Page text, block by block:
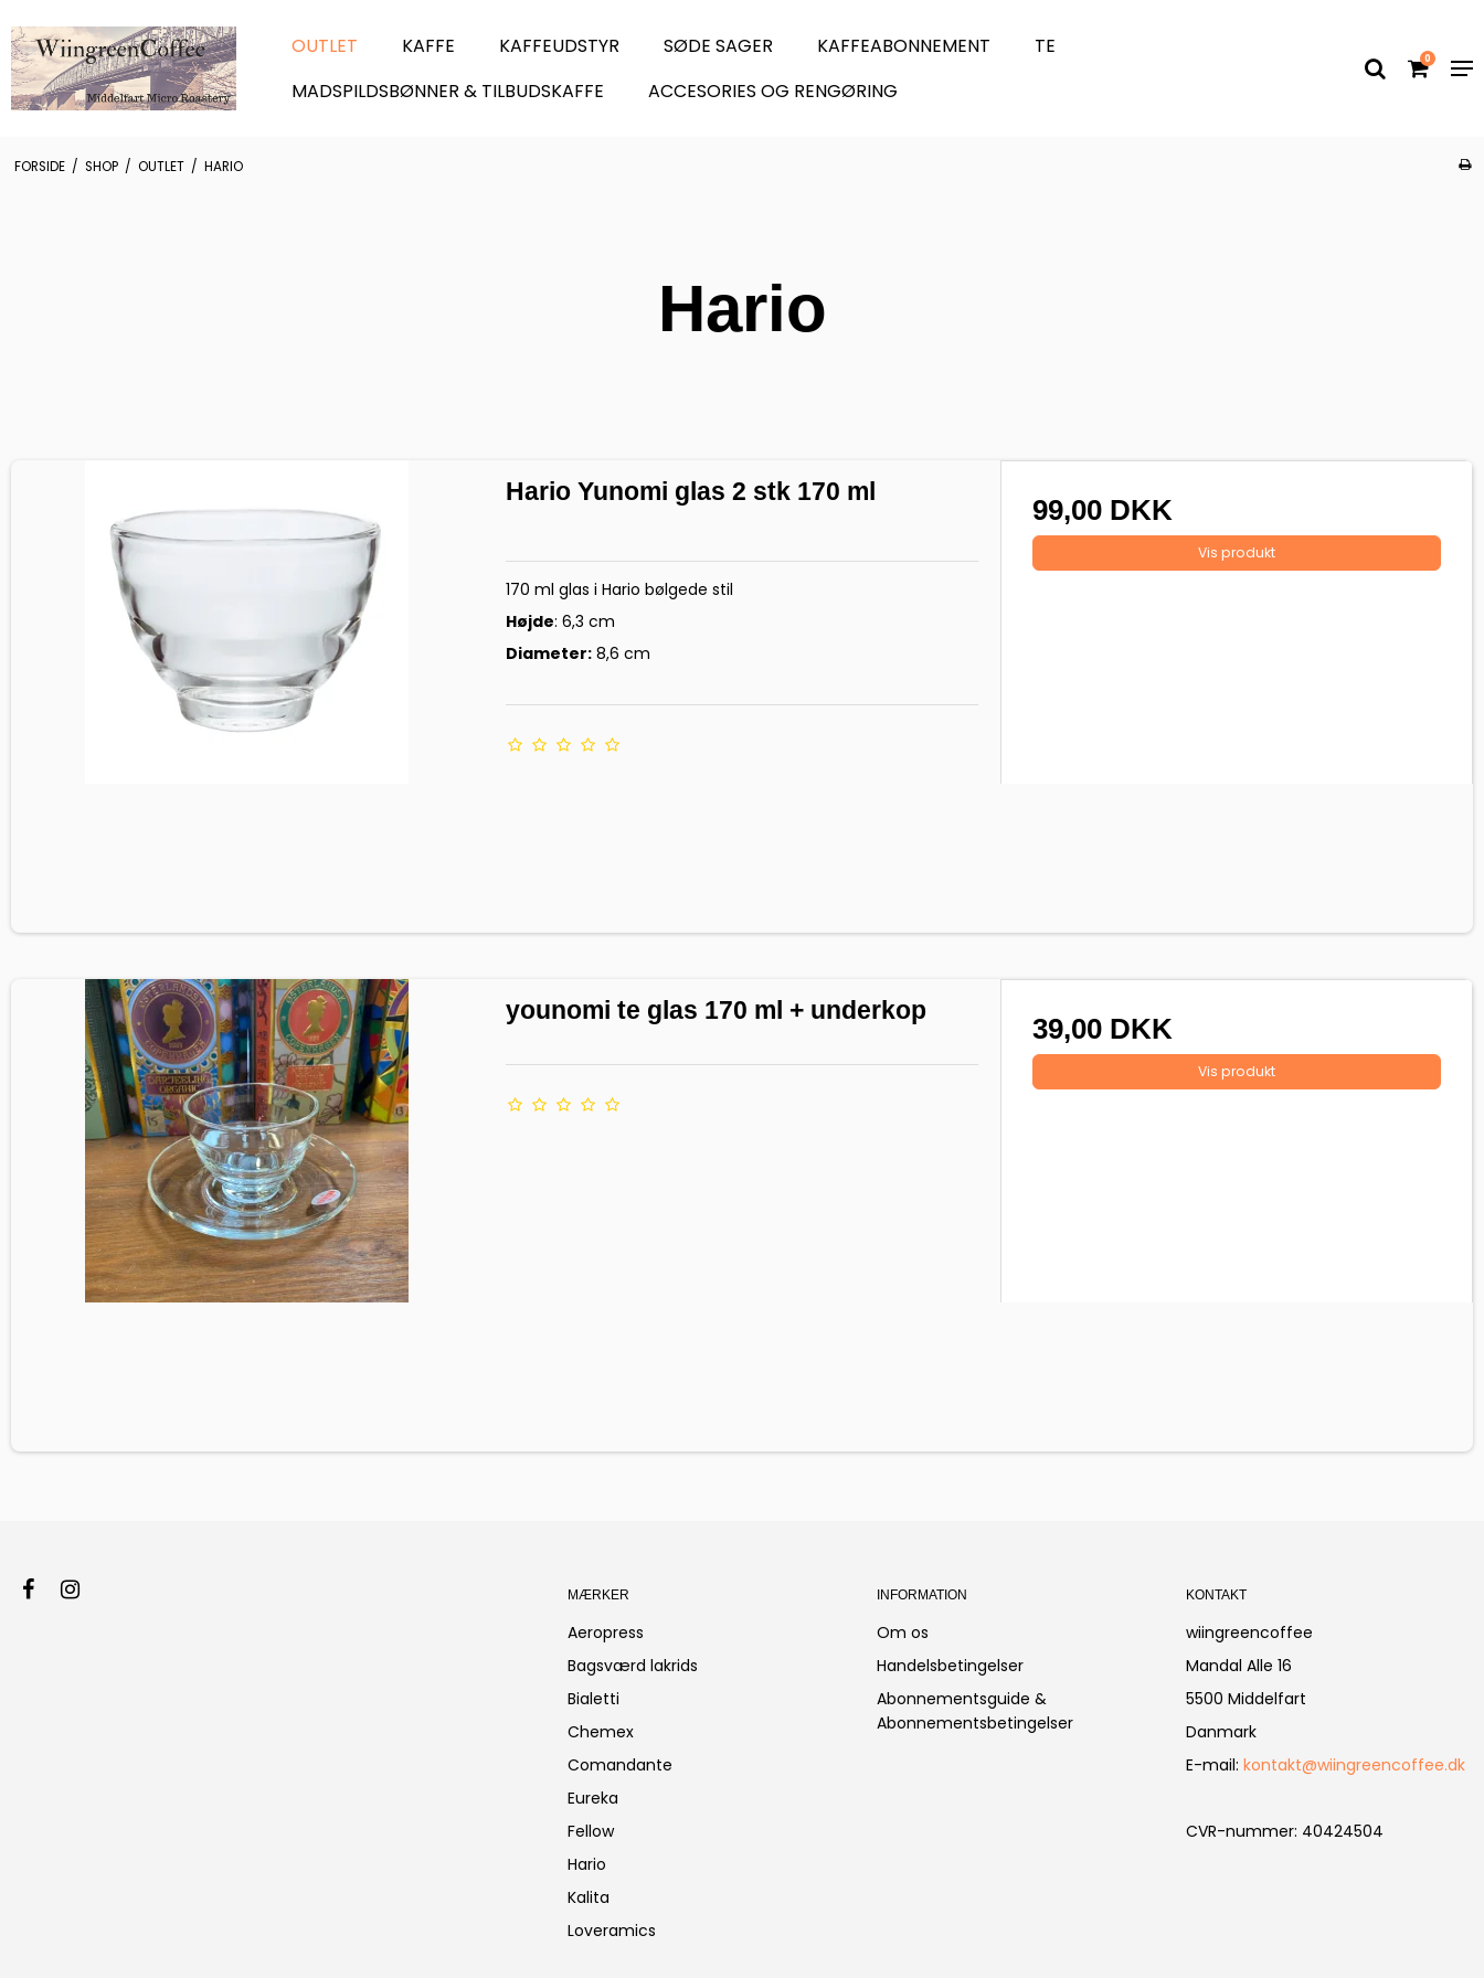
OUTLET KAFFE KAFFEUDSTYR SØDE SAGER KAFFEABONNEMENT
TE
MADSPILDSBØNNER & TILBUDSKAFFE
ACCESORIES OG RENGØRING
0
FORSIDE / SHOP / OUTLET / HARIO
Hario
Hario Yunomi glas 2 stk 170 ml
170 ml glas i Hario bølgede stil
Højde: 6,3 cm
Diameter:8,6 cm
99,00 DKK
Vis produkt
younomi te glas 170 ml + underkop
39,00 DKK
Vis produkt
MÆRKER
Aeropress
Bagsværd lakrids
Bialetti
Chemex
Comandante
Eureka
Fellow
Hario
Kalita
Loveramics
INFORMATION
Om os
Handelsbetingelser
Abonnementsguide &
Abonnementsbetingelser
KONTAKT
wiingreencoffee
Mandal Alle 16
5500 Middelfart
Danmark
E-mail: kontakt@wiingreencoffee.dk
CVR-nummer: 40424504